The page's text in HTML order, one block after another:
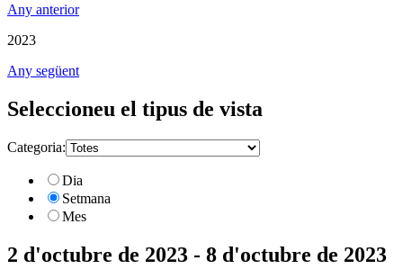
Any anterior
2023
Any següent
Seleccioneu el tipus de vista
Categoria:
Dia
Setmana
Mes
2 d'octubre de 2023 - 8 d'octubre de 2023